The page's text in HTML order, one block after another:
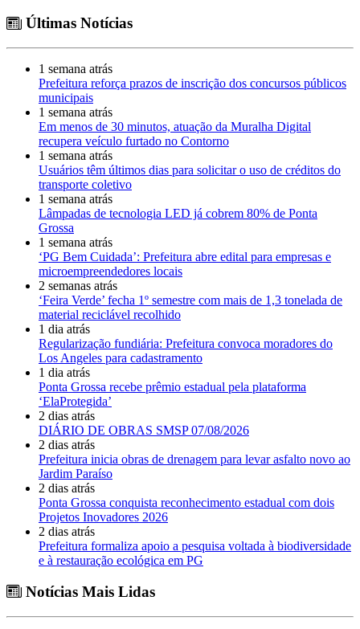
Últimas Notícias
1 semana atrás
Prefeitura reforça prazos de inscrição dos concursos públicos
municipais
1 semana atrás
Em menos de 30 minutos, atuação da Muralha Digital
recupera veículo furtado no Contorno
1 semana atrás
Usuários têm últimos dias para solicitar o uso de créditos do
transporte coletivo
1 semana atrás
Lâmpadas de tecnologia LED já cobrem 80% de Ponta
Grossa
1 semana atrás
‘PG Bem Cuidada’: Prefeitura abre edital para empresas e
microempreendedores locais
2 semanas atrás
‘Feira Verde’ fecha 1º semestre com mais de 1,3 tonelada de
material reciclável recolhido
1 dia atrás
Regularização fundiária: Prefeitura convoca moradores do
Los Angeles para cadastramento
1 dia atrás
Ponta Grossa recebe prêmio estadual pela plataforma
‘ElaProtegida’
2 dias atrás
DIÁRIO DE OBRAS SMSP 07/08/2026
2 dias atrás
Prefeitura inicia obras de drenagem para levar asfalto novo ao
Jardim Paraíso
2 dias atrás
Ponta Grossa conquista reconhecimento estadual com dois
Projetos Inovadores 2026
2 dias atrás
Prefeitura formaliza apoio a pesquisa voltada à biodiversidade
e à restauração ecológica em PG
Notícias Mais Lidas